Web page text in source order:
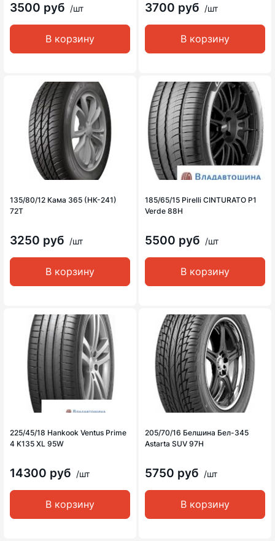
3500 руб /шт
В корзину
3700 руб /шт
В корзину
135/80/12 Кама 365 (НК-241)
72T
3250 руб /шт
В корзину
185/65/15 Pirelli CINTURATO P1
Verde 88H
5500 руб /шт
В корзину
225/45/18 Hankook Ventus Prime
4 K135 XL 95W
14300 руб /шт
В корзину
205/70/16 Белшина Бел-345
Astarta SUV 97H
5750 руб /шт
В корзину